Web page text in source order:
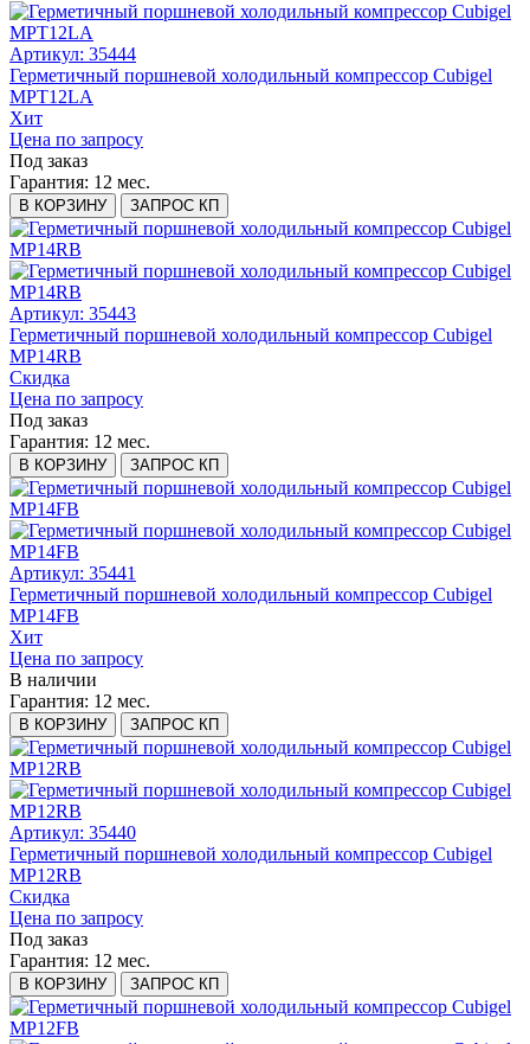
Артикул: 35444
Герметичный поршневой холодильный компрессор Cubigel
MPT12LA
Хит
Цена по запросу
Под заказ
Гарантия: 12 мес.
В КОРЗИНУ ЗАПРОС КП
Артикул: 35443
Герметичный поршневой холодильный компрессор Cubigel
MP14RB
Скидка
Цена по запросу
Под заказ
Гарантия: 12 мес.
В КОРЗИНУ ЗАПРОС КП
Артикул: 35441
Герметичный поршневой холодильный компрессор Cubigel
MP14FB
Хит
Цена по запросу
В наличии
Гарантия: 12 мес.
В КОРЗИНУ ЗАПРОС КП
Артикул: 35440
Герметичный поршневой холодильный компрессор Cubigel
MP12RB
Скидка
Цена по запросу
Под заказ
Гарантия: 12 мес.
В КОРЗИНУ ЗАПРОС КП